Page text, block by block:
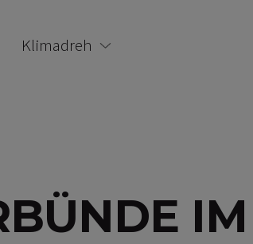
Klimadreh
IM